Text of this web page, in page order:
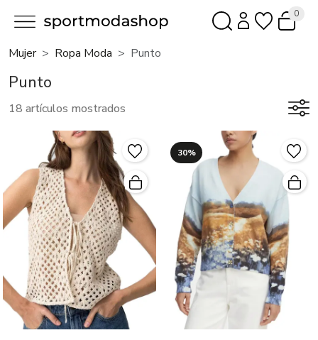
0
Mujer Ropa Moda Punto
Punto
18 artículos mostrados
30%